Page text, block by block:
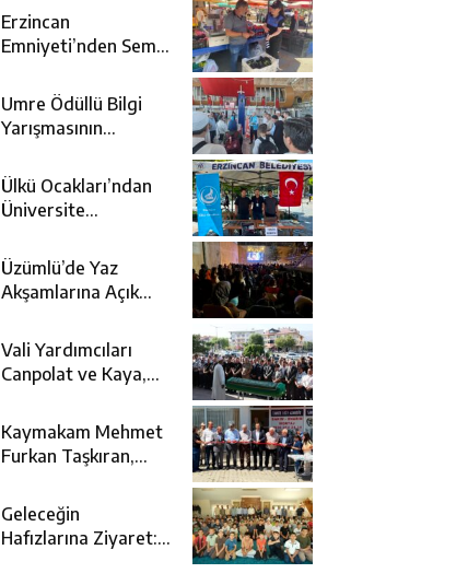
Erzincan
Emniyeti’nden Semt
Bilgilendirme
Faaliyeti
Umre Ödüllü Bilgi
Yarışmasının
Topraklara
Uğurlandı
Ülkü Ocakları’ndan
Üniversite
Desteği
Üzümlü’de Yaz
Akşamlarına Açık
Kattı
Vali Yardımcıları
Canpolat ve Kaya,
Cenaze Törenine
Katıldı
Kaymakam Mehmet
Furkan Taşkıran,
Açılışına Katıldı
Geleceğin
Hafızlarına Ziyaret: